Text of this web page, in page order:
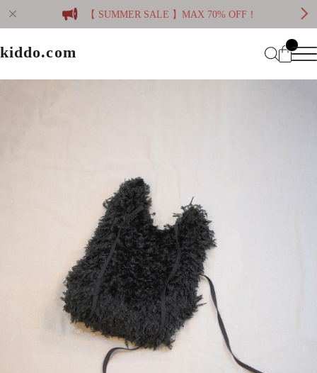
【 SUMMER SALE 】MAX 70% OFF！
kiddo.com
kiddo.com
CATEGORY
WOMEN
MEN
BRAND
WOMEN
MEN
Mypage
Login
Information
プライバシーポリシー
特定商取引法に基づく表記
会員規約